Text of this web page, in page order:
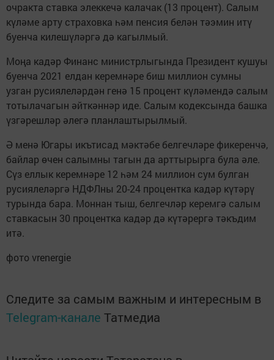
очракта ставка элеккечә калачак (13 процент). Салым
күләме арту страховка һәм пенсия белән тәэмин итү
буенча килешүләргә дә кагылмый.
Моңа кадәр Финанс министрлыгында Президент кушуы
буенча 2021 елдан керемнәре биш миллион сумны
узган русиялеләрдән генә 15 процент күләмендә салым
тотылачагын әйткәннәр иде. Салым кодексында башка
үзгәрешләр әлегә планлаштырылмый.
Ә менә Югары икътисад мәктәбе белгечләре фикеренчә,
байлар өчен салымны тагын да арттырырга була әле.
Сүз еллык керемнәре 12 һәм 24 миллион сум булган
русиялеләргә НДФЛны 20-24 процентка кадәр күтәрү
турында бара. Моннан тыш, белгечләр керемгә салым
ставкасын 30 процентка кадәр дә күтәрергә тәкъдим
итә.
фото vrenergie
Следите за самым важным и интересным в
Telegram-канале Татмедиа